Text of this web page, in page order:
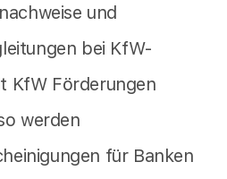
und
bei KfW-
KfW Förderungen
werden
für Banken